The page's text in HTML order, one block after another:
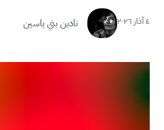
٤ آذار ٢٠٢٦ نادين بني ياسين